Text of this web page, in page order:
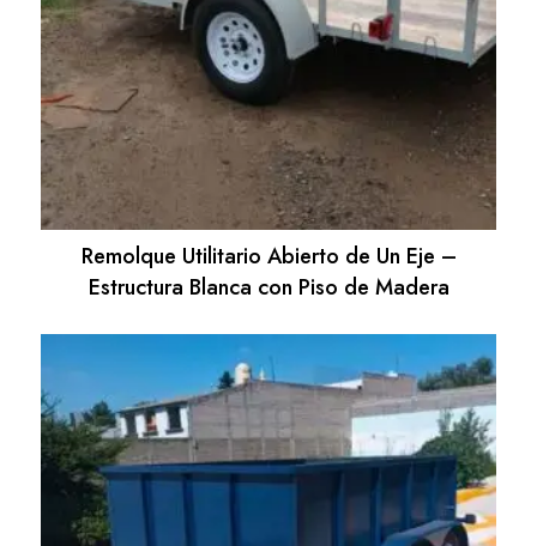
Remolque Utilitario Abierto de Un Eje –
Estructura Blanca con Piso de Madera